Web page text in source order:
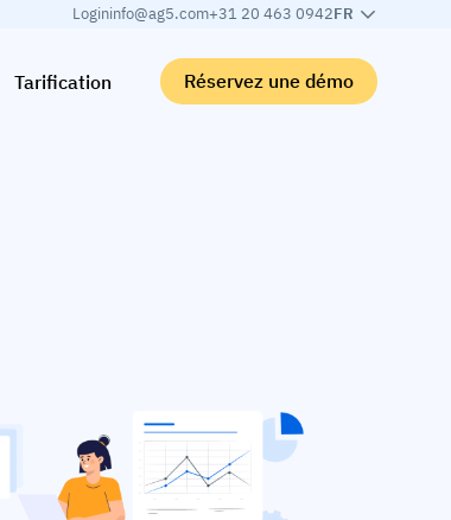
Logininfo@ag5.com+31 20 463 0942FR
Tarification Réservez une démo